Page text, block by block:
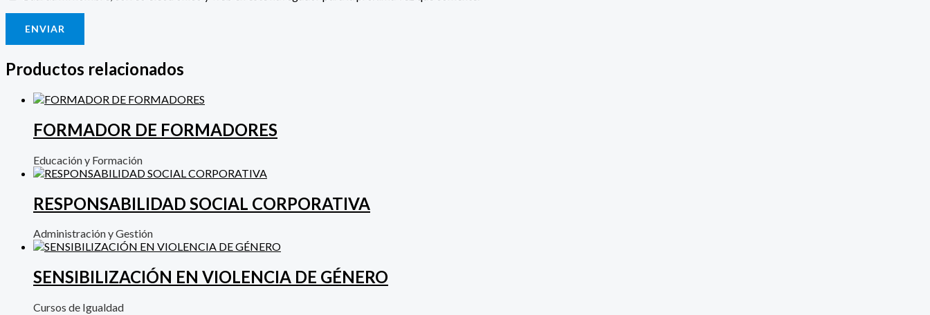
Productos relacionados
FORMADOR DE FORMADORES
Educación y Formación
RESPONSABILIDAD SOCIAL CORPORATIVA
Administración y Gestión
SENSIBILIZACIÓN EN VIOLENCIA DE GÉNERO
Cursos de Igualdad